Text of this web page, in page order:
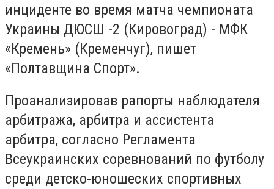
инциденте во время матча чемпионата
Украины ДЮСШ -2 (Кировоград) - МФК
«Кремень» (Кременчуг), пишет
«Полтавщина Спорт».
Проанализировав рапорты наблюдателя
арбитража, арбитра и ассистента
арбитра, согласно Регламента
Всеукраинских соревнований по футболу
среди детско-юношеских спортивных